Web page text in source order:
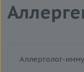
Аллерголог-